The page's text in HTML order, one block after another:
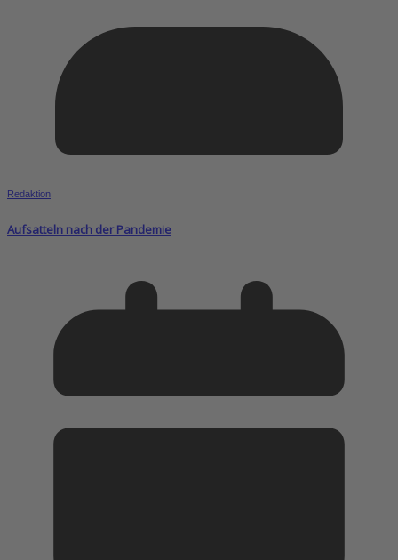
Redaktion
Aufsatteln nach der Pandemie